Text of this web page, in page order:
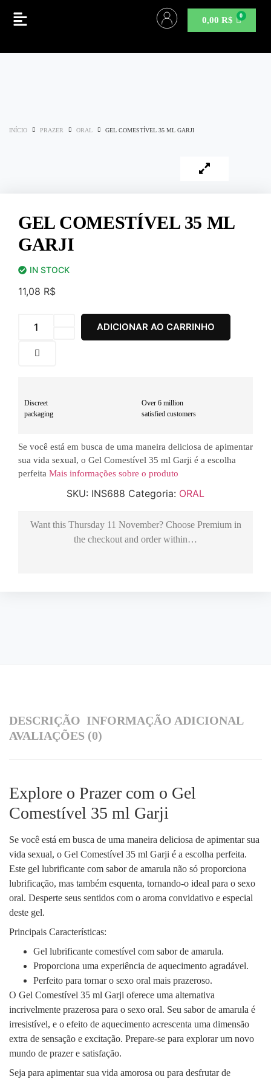
0,00R$
INÍCIO PRAZER ORAL GEL COMESTÍVEL 35 ML GARJI
GEL COMESTÍVEL 35 ML
GARJI
IN STOCK
11,08 R$
ADICIONAR AO CARRINHO
Discreet
packaging
Over 6 million
satisfied customers
Se você está em busca de uma maneira deliciosa de apimentar
sua vida sexual, o Gel Comestível 35 ml Garji é a escolha
perfeita Mais informações sobre o produto
SKU: INS688 Categoria: ORAL
Want this Thursday 11 November? Choose Premiumin
the checkout and order within…
DESCRIÇÃO INFORMAÇÃO ADICIONAL
AVALIAÇÕES (0)
Explore o Prazer com o Gel
Comestível 35 ml Garji
Se você está em busca de uma maneira deliciosa de apimentar sua
vida sexual, o Gel Comestível 35 ml Garji é a escolha perfeita.
Este gel lubrificante com sabor de amarula não só proporciona
lubrificação, mas também esquenta, tornando-o ideal para o sexo
oral. Desperte seus sentidos com o aroma convidativo e especial
deste gel.
Principais Características:
Gel lubrificante comestível com sabor de amarula.
Proporciona uma experiência de aquecimento agradável.
Perfeito para tornar o sexo oral mais prazeroso.
O Gel Comestível 35 ml Garji oferece uma alternativa
incrivelmente prazerosa para o sexo oral. Seu sabor de amarula é
irresistível, e o efeito de aquecimento acrescenta uma dimensão
extra de sensação e excitação. Prepare-se para explorar um novo
mundo de prazer e satisfação.
Seja para apimentar sua vida amorosa ou para desfrutar de